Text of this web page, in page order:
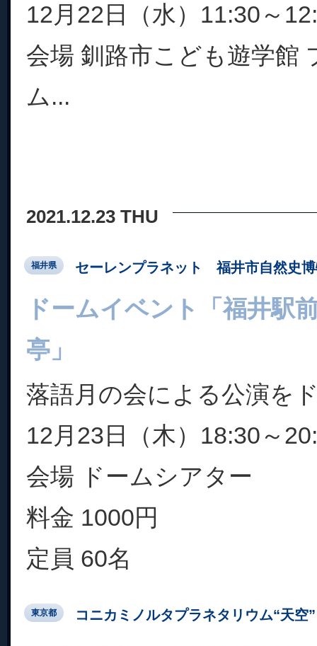
12月22日（水）11:30～
会場 釧路市こども遊学館
ム...
2021.12.23 THU
福井県 セーレンプラネット 福井市自然史
ドームイベント「福井駅
亭」
落語月の会による公演を
12月23日（木）18:30～
会場 ドームシアター
料金 1000円
定員 60名
東京都 コニカミノルタプラネタリウム“天